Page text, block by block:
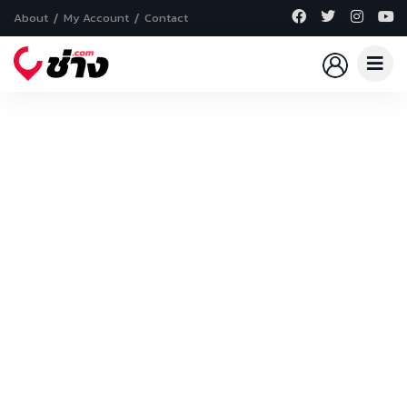
About My Account Contact